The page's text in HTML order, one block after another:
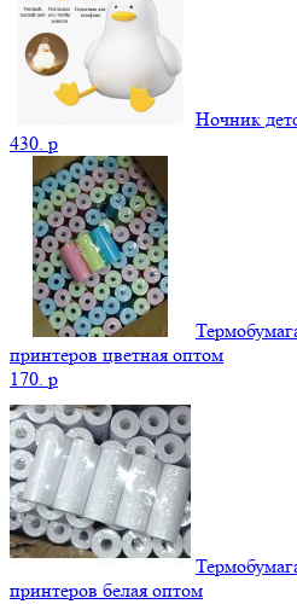
Ночник
430. p
принтеров цветная оптом
170. p
принтеров белая оптом